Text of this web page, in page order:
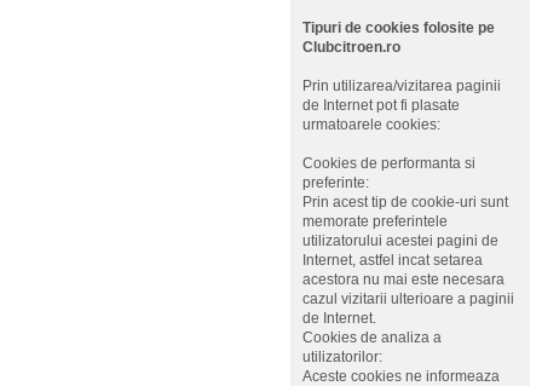
Tipuri de cookies folosite pe
Clubcitroen.ro
Prin utilizarea/vizitarea paginii
de Internet pot fi plasate
urmatoarele cookies:
Cookies de performanta si
preferinte:
Prin acest tip de cookie-uri sunt
memorate preferintele
utilizatorului acestei pagini de
Internet, astfel incat setarea
acestora nu mai este necesara
cazul vizitarii ulterioare a paginii
de Internet.
Cookies de analiza a
utilizatorilor:
Aceste cookies ne informeaza